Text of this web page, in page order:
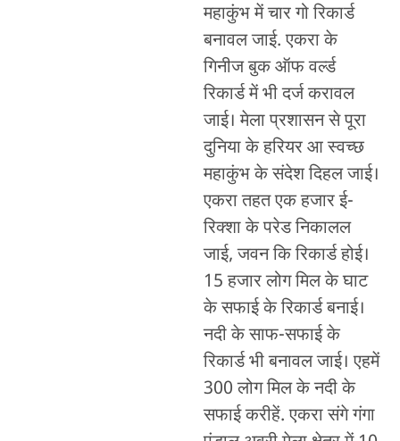
महाकुंभ में चार गो रिकार्ड
बनावल जाई. एकरा के
गिनीज बुक ऑफ वर्ल्ड
रिकार्ड में भी दर्ज करावल
जाई। मेला प्रशासन से पूरा
दुनिया के हरियर आ स्वच्छ
महाकुंभ के संदेश दिहल जाई।
एकरा तहत एक हजार ई-
रिक्शा के परेड निकालल
जाई, जवन कि रिकार्ड होई।
15 हजार लोग मिल के घाट
के सफाई के रिकार्ड बनाई।
नदी के साफ-सफाई के
रिकार्ड भी बनावल जाई। एहमें
300 लोग मिल के नदी के
सफाई करीहें. एकरा संगे गंगा